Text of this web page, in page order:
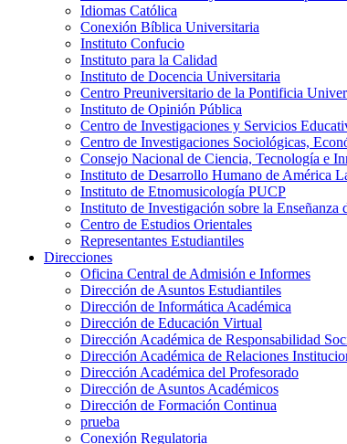
Idiomas Católica
Conexión Bíblica Universitaria
Instituto Confucio
Instituto para la Calidad
Instituto de Docencia Universitaria
Centro Preuniversitario de la Pontificia
Instituto de Opinión Pública
Centro de Investigaciones y Servicios
Centro de Investigaciones Sociológicas,
Consejo Nacional de Ciencia, Tecnología e
Instituto de Desarrollo Humano de América
Instituto de Etnomusicología PUCP
Instituto de Investigación sobre la
Centro de Estudios Orientales
Representantes Estudiantiles
Direcciones
Oficina Central de Admisión e Informes
Dirección de Asuntos Estudiantiles
Dirección de Informática Académica
Dirección de Educación Virtual
Dirección Académica de Responsabilidad
Dirección Académica de Relaciones
Dirección Académica del Profesorado
Dirección de Asuntos Académicos
Dirección de Formación Continua
prueba
Conexión Regulatoria